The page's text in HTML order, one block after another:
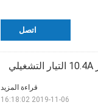
اتصل
قراءة المزيد
2019-11-06 16:18:02